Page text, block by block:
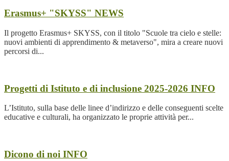
Erasmus+ "SKYSS" NEWS
Il progetto Erasmus+ SKYSS, con il titolo "Scuole tra cielo e stelle:
nuovi ambienti di apprendimento & metaverso", mira a creare nuovi
percorsi di...
Progetti di Istituto e di inclusione 2025-2026 INFO
L’Istituto, sulla base delle linee d’indirizzo e delle conseguenti scelte
educative e culturali, ha organizzato le proprie attività per...
Dicono di noi INFO